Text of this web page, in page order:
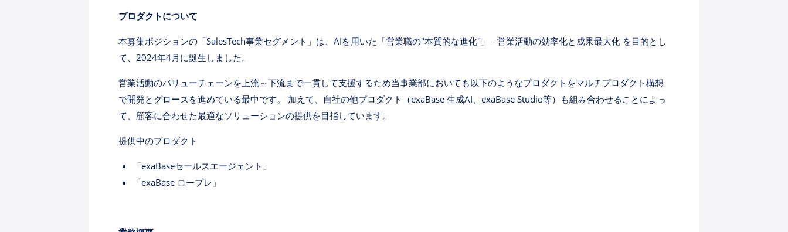
プロダクトについて
本募集ポジションの「SalesTech事業セグメント」は、AIを用いた「営業職の"本質的な進化"」 - 営業活動の効率化と成果最大化 を目的とし
て、2024年4月に誕生しました。
営業活動のバリューチェーンを上流～下流まで一貫して支援するため当事業部においても以下のようなプロダクトをマルチプロダクト構想
で開発とグロースを進めている最中です。 加えて、自社の他プロダクト（exaBase 生成AI、exaBase Studio等）も組み合わせることによっ
て、顧客に合わせた最適なソリューションの提供を目指しています。
提供中のプロダクト
「exaBaseセールスエージェント」
「exaBase ロープレ」